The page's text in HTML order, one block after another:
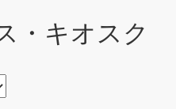
・キオスク